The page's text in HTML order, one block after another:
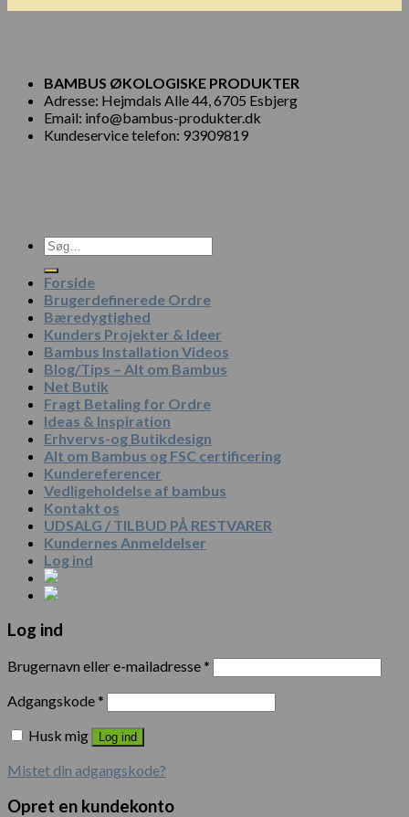
BAMBUS ØKOLOGISKE PRODUKTER
Adresse: Hejmdals Alle 44, 6705 Esbjerg
Email: info@bambus-produkter.dk
Kundeservice telefon: 93909819
Søg
efter:
Forside
Brugerdefinerede Ordre
Bæredygtighed
Kunders Projekter & Ideer
Bambus Installation Videos
Blog/Tips – Alt om Bambus
Net Butik
Fragt Betaling for Ordre
Ideas & Inspiration
Erhvervs-og Butikdesign
Alt om Bambus og FSC certificering
Kundereferencer
Vedligeholdelse af bambus
Kontakt os
UDSALG / TILBUD PÅ RESTVARER
Kundernes Anmeldelser
Log ind
Log ind
Brugernavn eller e-mailadresse*
Adgangskode*
Husk mig
Log ind
Mistet din adgangskode?
Opret en kundekonto